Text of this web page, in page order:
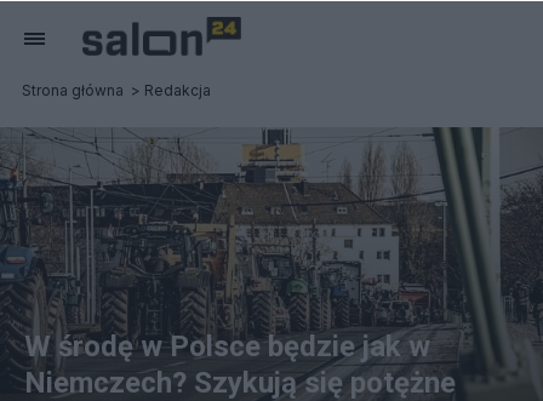
Strona główna Redakcja
W środę w Polsce będzie jak w
Niemczech? Szykują się potężne